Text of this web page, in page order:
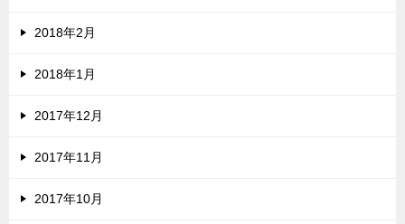
2018年2月
2018年1月
2017年12月
2017年11月
2017年10月